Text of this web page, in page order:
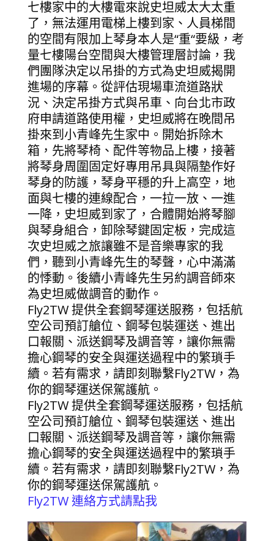
七樓家中的大樓電來說史坦威太大太重
了，無法運用電梯上樓到家、人員梯間
的空間有限加上琴身本人是“重“要級，考
量七樓陽台空間與大樓管理層討論，我
們團隊決定以吊掛的方式為史坦威揭開
進場的序幕。從評估現場車流道路狀
況、決定吊掛方式與吊車、向台北市政
府申請道路使用權，史坦威將在晚間吊
掛來到小青峰先生家中。開始拆除木
箱，先將琴椅、配件等物品上樓，接著
將琴身周圍固定好專用吊具與隔墊作好
琴身的防護，琴身平穩的升上高空，地
面與七樓的連線配合，一拉一放、一進
一降，史坦威到家了，合體開始將琴腳
與琴身組合，卸除琴鍵固定板，完成這
次史坦威之旅讓雖不是音樂專家的我
們，聽到小青峰先生的琴聲，心中滿滿
的悸動。後續小青峰先生另約調音師來
為史坦威做調音的動作。
Fly2TW 提供全套鋼琴運送服務，包括航
空公司預訂艙位、鋼琴包裝運送、進出
口報關、派送鋼琴及調音等，讓你無需
擔心鋼琴的安全與運送過程中的繁瑣手
續。若有需求，請即刻聯繫Fly2TW，為
你的鋼琴運送保駕護航。
Fly2TW 提供全套鋼琴運送服務，包括航
空公司預訂艙位、鋼琴包裝運送、進出
口報關、派送鋼琴及調音等，讓你無需
擔心鋼琴的安全與運送過程中的繁瑣手
續。若有需求，請即刻聯繫Fly2TW，為
你的鋼琴運送保駕護航。
Fly2TW 連絡方式請點我